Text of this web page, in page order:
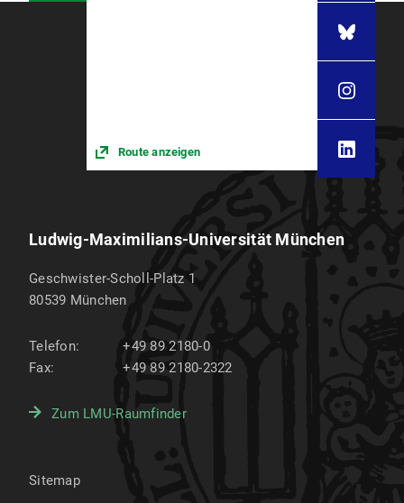
Route anzeigen
Ludwig-Maximilians-Universität München
Geschwister-Scholl-Platz 1
80539 München
Telefon:
+49 89 2180-0
Fax:
+49 89 2180-2322
Zum LMU-Raumfinder
Sitemap